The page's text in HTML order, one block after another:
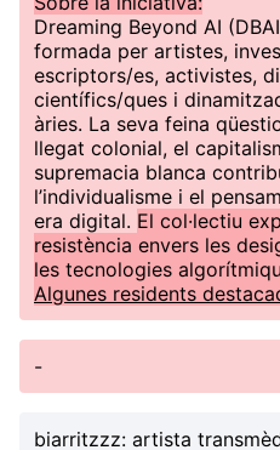
Dreaming Beyond AI
formada per artistes,
escriptors/es, activistes,
científics/ques i
àries. La seva feina
llegat colonial, el
supremacia blanca
l’individualisme i el
era digital. El col·lectiu
resistència envers les
les tecnologies
Algunes residents
-
biarritzzz: artista